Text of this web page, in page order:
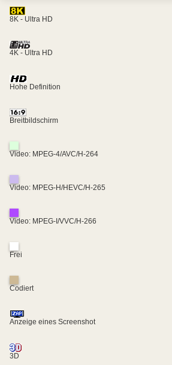
8K - Ultra HD
4K - Ultra HD
Hohe Definition
Breitbildschirm
Video: MPEG-4/AVC/H-264
Video: MPEG-H/HEVC/H-265
Video: MPEG-I/VVC/H-266
Frei
Codiert
Anzeige eines Screenshot
3D